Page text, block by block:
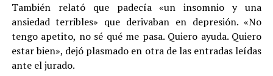
También relató que padecía «un insomnio y una
ansiedad terribles» que derivaban en depresión. «No
tengo apetito, no sé qué me pasa. Quiero ayuda. Quiero
estar bien», dejó plasmado en otra de las entradas leídas
ante el jurado.